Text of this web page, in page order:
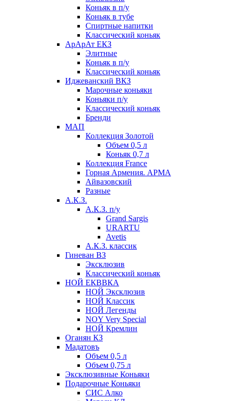
Коньяк в п/у
Коньяк в тубе
Спиртные напитки
Классический коньяк
АрАрАт ЕКЗ
Элитные
Коньяк в п/у
Классический коньяк
Иджеванский ВКЗ
Марочные коньяки
Коньяки п/у
Классический коньяк
Бренди
МАП
Коллекция Золотой
Объем 0,5 л
Коньяк 0,7 л
Коллекция France
Горная Армения. АРМА
Айвазовский
Разные
А.К.З.
А.К.З. п/у
Grand Sargis
URARTU
Avetis
А.К.З. классик
Гиневан ВЗ
Эксклюзив
Классический коньяк
НОЙ ЕКВВКА
НОЙ Эксклюзив
НОЙ Классик
НОЙ Легенды
NOY Very Speсial
НОЙ Кремлин
Оганян КЗ
Мадатовъ
Объем 0,5 л
Объем 0,75 л
Эксклюзивные Коньяки
Подарочные Коньяки
СИС Алко